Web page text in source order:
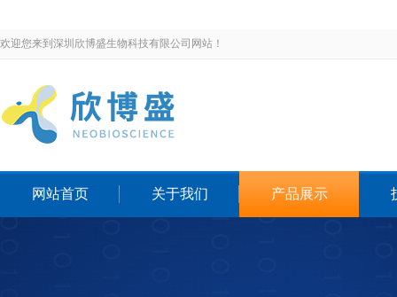
欢迎您来到深圳欣博盛生物科技有限公司网站！
网站首页 关于我们 产品展示